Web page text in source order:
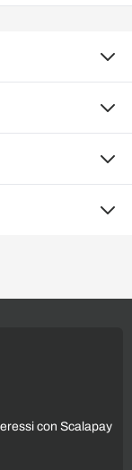
con Scalapay